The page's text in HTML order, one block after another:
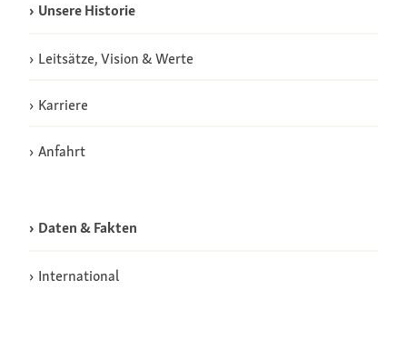
Unsere Historie
Leitsätze, Vision & Werte
Karriere
Anfahrt
Daten & Fakten
International